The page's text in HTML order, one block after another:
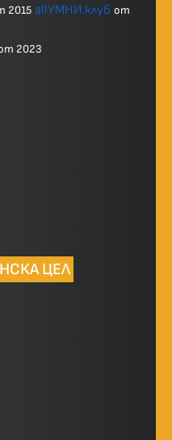
2015 allУМНИ.клуб от
2023
ЦЕЛ